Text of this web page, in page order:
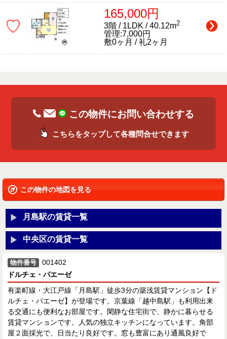
♡
165,000円
3階 / 1LDK / 40.12m2
管理:7,000円
敷0ヶ月 / 礼2ヶ月
この物件にお問い合わせする
こちらをタップして各種問合せできます
この物件の地図を見る
月島駅の賃貸一覧
中央区の賃貸一覧
物件番号
001402
ドルチェ・パエーゼ
有楽町線・大江戸線「月島駅」徒歩3分の築浅賃貸マンション【ド
ルチェ・パエーゼ】が登場です。京葉線「越中島駅」も利用出来
る交通にも便利なお部屋です。閑静な住宅街で、静かに暮らせる
賃貸マンションです。人気の独立キッチンになっています。角部
屋２面採光で、日当たり良好です。窓も豊富にあり通風良好で